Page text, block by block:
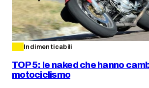
Indimenticabili
TOP 5: le naked che hanno
motociclismo